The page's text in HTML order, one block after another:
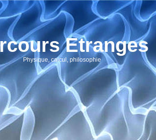
Etranges
Physique, calcul, philosophie